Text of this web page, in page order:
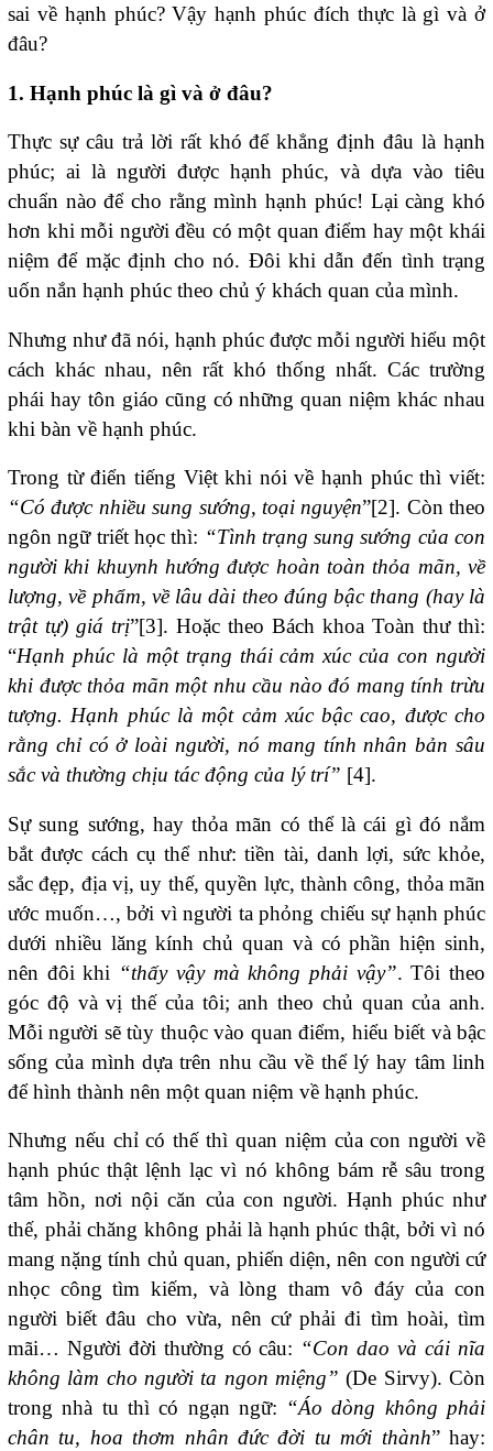
sai về hạnh phúc? Vậy hạnh phúc đích thực là gì và ở
đâu?
1. Hạnh phúc là gì và ở đâu?
Thực sự câu trả lời rất khó để khẳng định đâu là hạnh
phúc; ai là người được hạnh phúc, và dựa vào tiêu
chuẩn nào để cho rằng mình hạnh phúc! Lại càng khó
hơn khi mỗi người đều có một quan điểm hay một khái
niệm để mặc định cho nó. Đôi khi dẫn đến tình trạng
uốn nắn hạnh phúc theo chủ ý khách quan của mình.
Nhưng như đã nói, hạnh phúc được mỗi người hiểu một
cách khác nhau, nên rất khó thống nhất. Các trường
phái hay tôn giáo cũng có những quan niệm khác nhau
khi bàn về hạnh phúc.
Trong từ điển tiếng Việt khi nói về hạnh phúc thì viết:
“Có được nhiều sung sướng, toại nguyện”[2]. Còn theo
ngôn ngữ triết học thì: “Tình trạng sung sướng của con
người khi khuynh hướng được hoàn toàn thỏa mãn, về
lượng, về phẩm, về lâu dài theo đúng bậc thang (hay là
trật tự) giá trị”[3]. Hoặc theo Bách khoa Toàn thư thì:
“Hạnh phúc là một trạng thái cảm xúc của con người
khi được thỏa mãn một nhu cầu nào đó mang tính trừu
tượng. Hạnh phúc là một cảm xúc bậc cao, được cho
rằng chỉ có ở loài người, nó mang tính nhân bản sâu
sắc và thường chịu tác động của lý trí” [4].
Sự sung sướng, hay thỏa mãn có thể là cái gì đó nắm
bắt được cách cụ thể như: tiền tài, danh lợi, sức khỏe,
sắc đẹp, địa vị, uy thế, quyền lực, thành công, thỏa mãn
ước muốn…, bởi vì người ta phỏng chiếu sự hạnh phúc
dưới nhiều lăng kính chủ quan và có phần hiện sinh,
nên đôi khi “thấy vậy mà không phải vậy”. Tôi theo
góc độ và vị thế của tôi; anh theo chủ quan của anh.
Mỗi người sẽ tùy thuộc vào quan điểm, hiểu biết và bậc
sống của mình dựa trên nhu cầu về thể lý hay tâm linh
để hình thành nên một quan niệm về hạnh phúc.
Nhưng nếu chỉ có thế thì quan niệm của con người về
hạnh phúc thật lệnh lạc vì nó không bám rễ sâu trong
tâm hồn, nơi nội căn của con người. Hạnh phúc như
thế, phải chăng không phải là hạnh phúc thật, bởi vì nó
mang nặng tính chủ quan, phiến diện, nên con người cứ
nhọc công tìm kiếm, và lòng tham vô đáy của con
người biết đâu cho vừa, nên cứ phải đi tìm hoài, tìm
mãi… Người đời thường có câu: “Con dao và cái nĩa
không làm cho người ta ngon miệng” (De Sirvy). Còn
trong nhà tu thì có ngạn ngữ: “Áo dòng không phải
chân tu, hoa thơm nhân đức đời tu mới thành” hay: